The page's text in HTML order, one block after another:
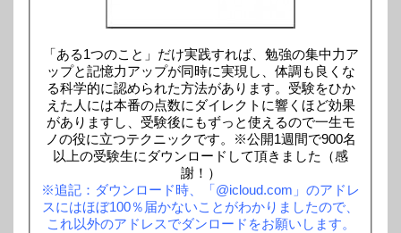
「ある1つのこと」だけ実践すれば、勉強の集中力ア
ップと記憶力アップが同時に実現し、体調も良くな
る科学的に認められた方法があります。受験をひか
えた人には本番の点数にダイレクトに響くほど効果
がありますし、受験後にもずっと使えるので一生モ
ノの役に立つテクニックです。※公開1週間で900名
以上の受験生にダウンロードして頂きました（感
謝！）
※追記：ダウンロード時、「@icloud.com」のアドレ
スにはほぼ100％届かないことがわかりましたので、
これ以外のアドレスでダンロードをお願いします。